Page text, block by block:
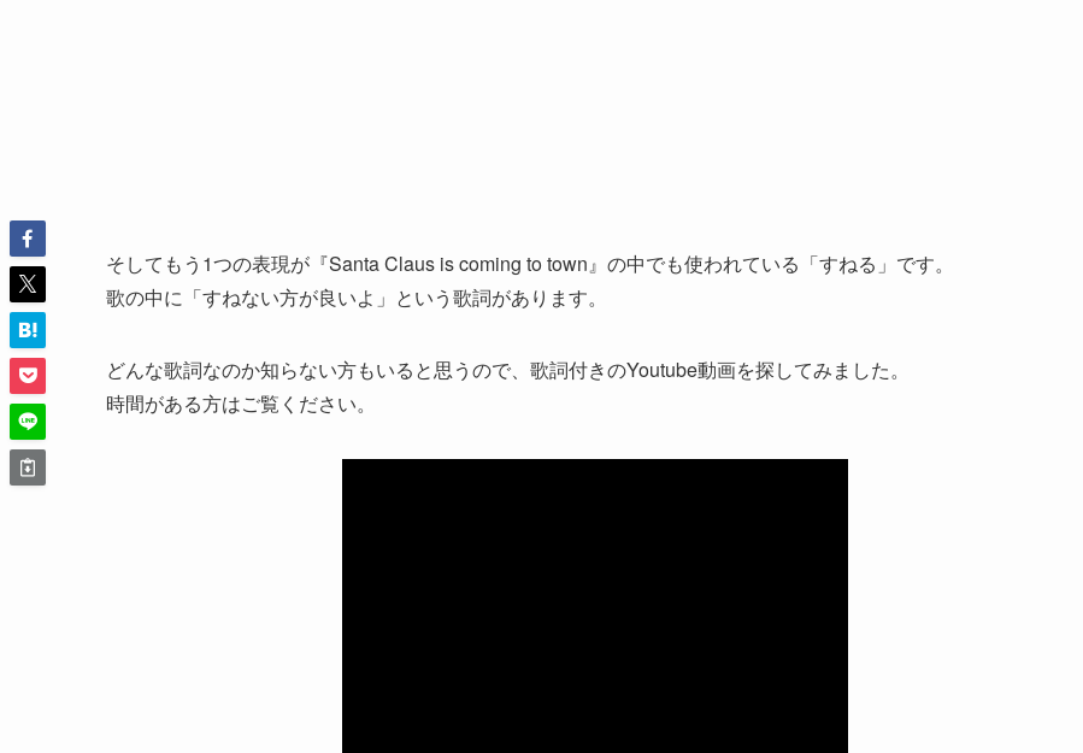
そしてもう1つの表現が『Santa Claus is coming to town』の中でも使われている「すねる」です。
歌の中に「すねない方が良いよ」という歌詞があります。
どんな歌詞なのか知らない方もいると思うので、歌詞付きのYoutube動画を探してみました。
時間がある方はご覧ください。